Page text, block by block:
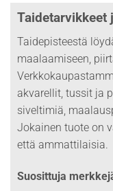
Taidetarvikkeet
Taidepisteestä
maalaamiseen,
akvarellit, tussit ja
siveltimiä,
Jokainen tuote on
että ammattilaisia.
Suosittuja